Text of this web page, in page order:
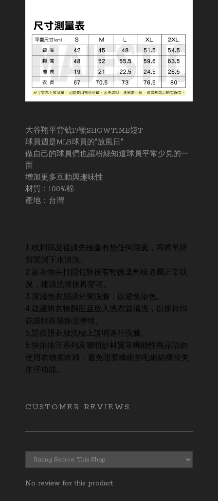
大谷翔平背號17號SHOWTIME短T
球員週是MLB球員的"放風日"
做自己的球員們也讓粉絲知道球員平常少見的一
面
增加更多互動與趣味性
材質：100%棉
產地：台灣
1.收到商品後請先檢查有無任何瑕疵，再將吊牌
剪開與下水清洗。
2.新衣物在打開包裝後有輕微染劑味道屬正常狀
況，建議洗滌後再穿著。
3.深淺色衣服請分開洗滌，以避免染色。
4.建議將衣物翻面且放入洗衣袋清洗，以保持印
花或特殊裝飾完整性。
5.請依照衣服洗標上說明進行洗滌。
6.快排排汗系列及聰明紗材質等機能性商品請勿
使用衣物柔軟精，避免阻塞纖維的毛細結構喪失
排汗功能。
CUSTOMER REVIEWS
No review for this product